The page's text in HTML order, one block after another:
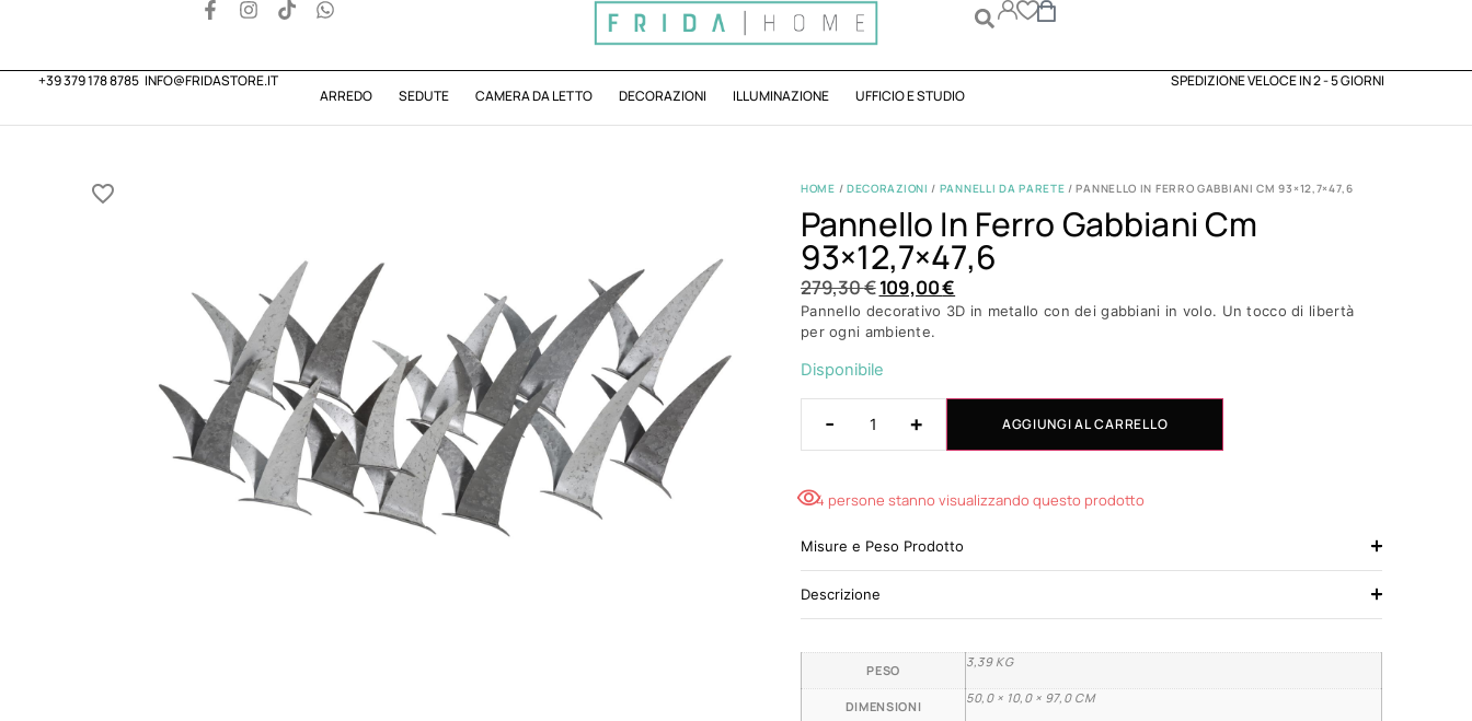
+39 379 178 8785 INFO@FRIDASTORE.IT
ARREDO
SEDUTE CAMERA DA LETTO DECORAZIONI ILLUMINAZIONE UFFICIO E STUDIO
SPEDIZIONE VELOCE IN 2 - 5 GIORNI
HOME / DECORAZIONI / PANNELLI DA PARETE / PANNELLO IN FERRO GABBIANI CM 93×12,7×47,6
Pannello In Ferro Gabbiani Cm
93×12,7×47,6
279,30€109,00€
Pannello decorativo 3D in metallo con dei gabbiani in volo. Un tocco di libertà
per ogni ambiente.
Disponibile
- + AGGIUNGI AL CARRELLO
4 persone stanno visualizzando questo prodotto
Misure e Peso Prodotto
Descrizione
PESO
3,39 KG
DIMENSIONI
50,0 × 10,0 × 97,0 CM